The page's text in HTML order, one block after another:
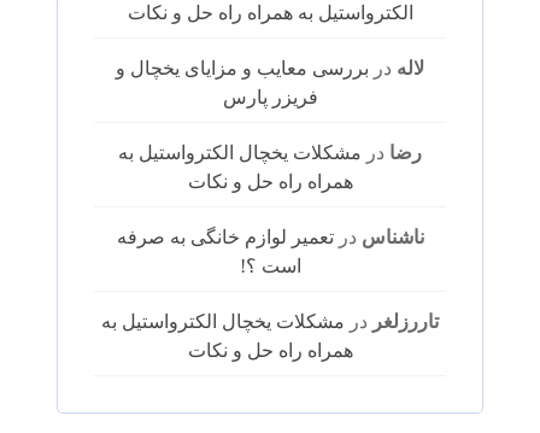
الکترواستیل به همراه راه حل و نکات
لاله در بررسی معایب و مزایای یخچال و
فریزر پارس
رضا در مشکلات یخچال الکترواستیل به
همراه راه حل و نکات
ناشناس درتعمیر لوازم خانگی به صرفه
است ؟!
تاررزلغر در مشکلات یخچال الکترواستیل به
همراه راه حل و نکات